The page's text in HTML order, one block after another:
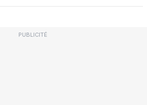
PUBLICITÉ